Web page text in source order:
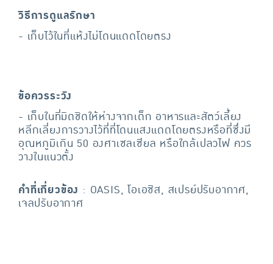
วิธีการดูแลรักษา
- เก็บไว้ในที่แห้งไม่โดนแดดโดยตรง
ข้อควรระวัง
- เก็บในที่มิดชิดให้ห่างจากเด็ก อาหารและสัตว์เลี้ยง
หลีกเลี่ยงการวางไว้ที่ที่โดนแสงแดดโดยตรงหรือที่ซึ่งมี
อุณหภูมิเกิน 50 องศาเซลเซียล หรือใกล้เปลวไฟ ควร
วางในแนวตั้ง
คำที่เกี่ยวข้อง : OASIS, โอเอซิส, สเปรย์ปรับอากาศ,
เจลปรับอากาศ